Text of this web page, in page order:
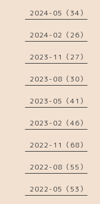
2024-05（34）
2024-02（26）
2023-11（27）
2023-08（30）
2023-05（41）
2023-02（46）
2022-11（68）
2022-08（55）
2022-05（53）